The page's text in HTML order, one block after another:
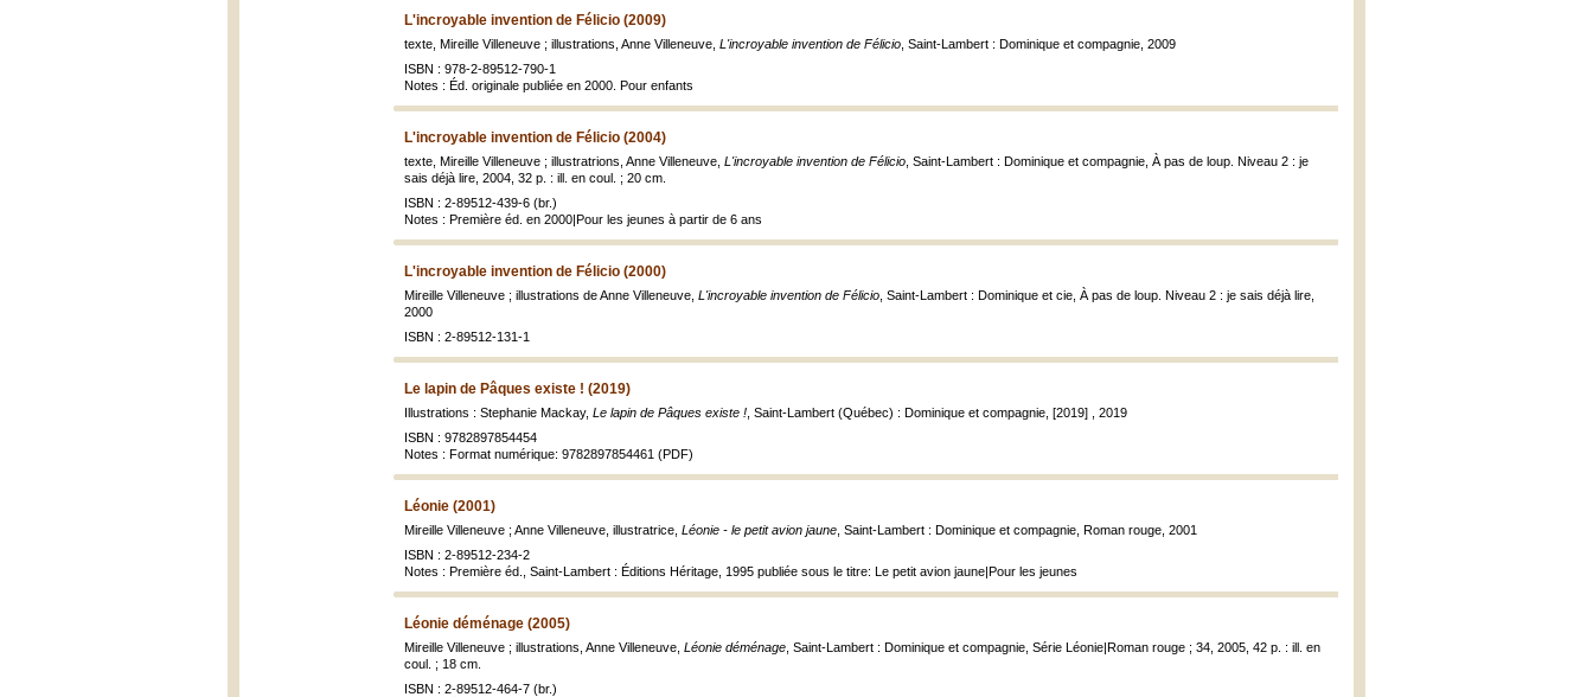
L'incroyable invention de Félicio (2009)
texte, Mireille Villeneuve ; illustrations, Anne Villeneuve, L'incroyable invention de Félicio , Saint-Lambert : Dominique et compagnie, 2009
ISBN : 978-2-89512-790-1
Notes : Éd. originale publiée en 2000. Pour enfants
L'incroyable invention de Félicio (2004)
texte, Mireille Villeneuve ; illustratrions, Anne Villeneuve, L'incroyable invention de Félicio , Saint-Lambert : Dominique et compagnie, À pas de loup. Niveau 2 : je
sais déjà lire, 2004, 32 p. : ill. en coul. ; 20 cm.
ISBN : 2-89512-439-6 (br.)
Notes : Première éd. en 2000|Pour les jeunes à partir de 6 ans
L'incroyable invention de Félicio (2000)
Mireille Villeneuve ; illustrations de Anne Villeneuve, L'incroyable invention de Félicio , Saint-Lambert : Dominique et cie, À pas de loup. Niveau 2 : je sais déjà lire,
2000
ISBN : 2-89512-131-1
Le lapin de Pâques existe ! (2019)
Illustrations : Stephanie Mackay, Le lapin de Pâques existe ! , Saint-Lambert (Québec) : Dominique et compagnie, [2019] , 2019
ISBN : 9782897854454
Notes : Format numérique: 9782897854461 (PDF)
Léonie (2001)
Mireille Villeneuve ; Anne Villeneuve, illustratrice, Léonie - le petit avion jaune , Saint-Lambert : Dominique et compagnie, Roman rouge, 2001
ISBN : 2-89512-234-2
Notes : Première éd., Saint-Lambert : Éditions Héritage, 1995 publiée sous le titre: Le petit avion jaune|Pour les jeunes
Léonie déménage (2005)
Mireille Villeneuve ; illustrations, Anne Villeneuve, Léonie déménage , Saint-Lambert : Dominique et compagnie, Série Léonie|Roman rouge ; 34, 2005, 42 p. : ill. en
coul. ; 18 cm.
ISBN : 2-89512-464-7 (br.)